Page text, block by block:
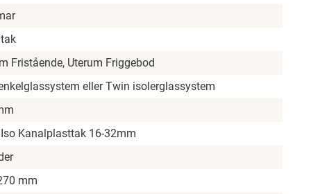
Fristående, Uterum Friggebod
eller Twin isolerglassystem
Kanalplasttak 16-32mm
mm